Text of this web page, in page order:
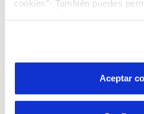
cookies”· También puedes
instalación de todas las
son indispensables para que
por tanto no se puedenAceptar
Descobreix el nostre
“Joves Talents”!